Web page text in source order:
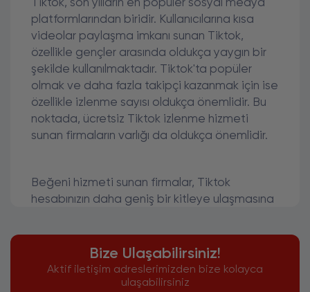
Tiktok, son yılların en popüler sosyal medya
platformlarından biridir. Kullanıcılarına kısa
videolar paylaşma imkanı sunan Tiktok,
özellikle gençler arasında oldukça yaygın bir
şekilde kullanılmaktadır. Tiktok'ta popüler
olmak ve daha fazla takipçi kazanmak için ise
özellikle izlenme sayısı oldukça önemlidir. Bu
noktada, ücretsiz Tiktok izlenme hizmeti
sunan firmaların varlığı da oldukça önemlidir.
Beğeni hizmeti sunan firmalar, Tiktok
hesabınızın daha geniş bir kitleye ulaşmasına
takipçi sayısını artırmak oldukça zordur ve bu
noktada izlenme sayısının artması, hesabın
daha fazla kişi tarafından fark edilmesini
sağlayabilir. Bu nedenle, ücretsiz Tiktok
Bize Ulaşabilirsiniz!
Aktif iletişim adreslerimizden bize kolayca
ulaşabilirsiniz